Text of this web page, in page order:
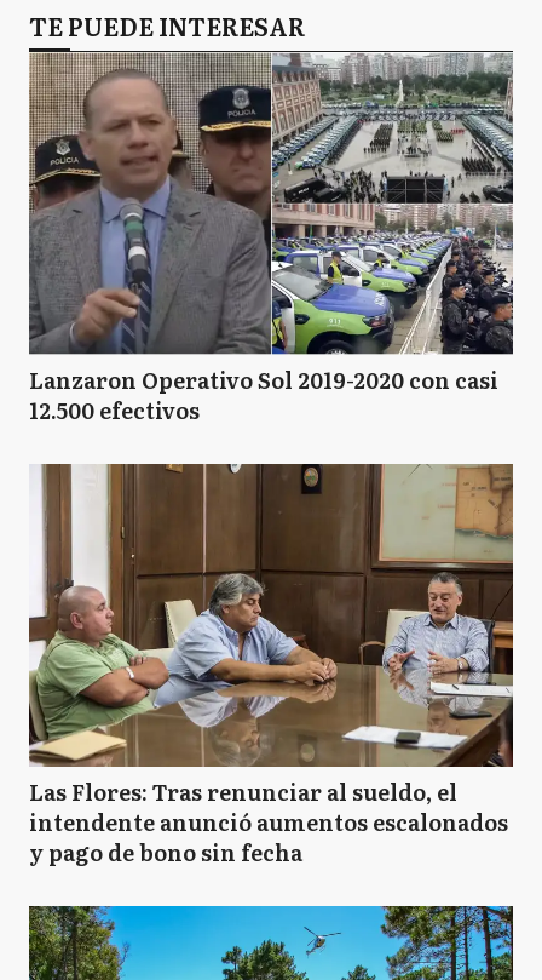
TE PUEDE INTERESAR
Lanzaron Operativo Sol 2019-2020 con casi
12.500 efectivos
Las Flores: Tras renunciar al sueldo, el
intendente anunció aumentos escalonados
y pago de bono sin fecha